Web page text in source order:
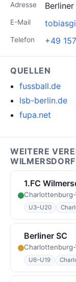
Adresse
E-Mail
Telefon +49
QUELLEN
fussball.de
lsb-berlin.de
fupa.net
WEITERE
WILMERSDORF
1.FC
Charlottenburg-
U3–U20
Berliner SC
U6–U19